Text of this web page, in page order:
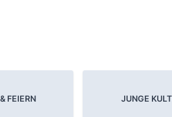
FEIERN JUNGE